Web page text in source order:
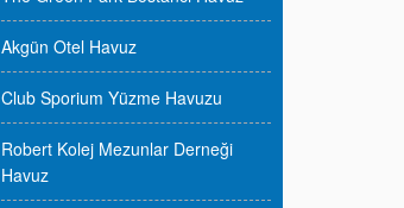
Akgün Otel Havuz
Club Sporium Yüzme Havuzu
Robert Kolej Mezunlar Derneği
Havuz